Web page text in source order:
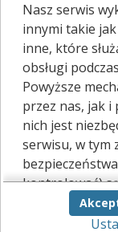
Ten lekarz
internet.
Kliknij tutaj, a
funkcji.
Nasz serwis
innymi takie
inne, które
obsługi
Powyższe
przez nas, jak i
nich jest
serwisu, w tym
kontrolować)
obsługi